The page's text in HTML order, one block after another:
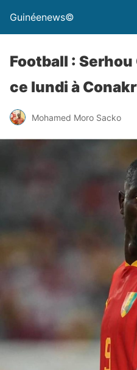
Guinéenews©
Football :
ce lundi à
Mohamed Moro Sacko